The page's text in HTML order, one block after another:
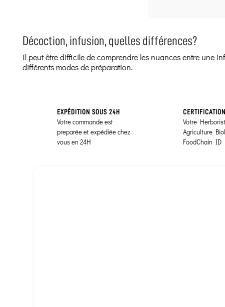
Décoction, infusion, quelles différences?
Il peut être difficile de comprendre les nuances entre une
différents modes de préparation.
EXPÉDITION SOUS 24H
Votre commande est
preparée et expédiée chez
vous en 24H
Votre
Agriculture
FoodChain ID